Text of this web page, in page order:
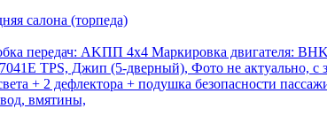
салона (торпеда)
передач: АKПП 4х4 Маркировка двигателя:
TPS, Джип (5-дверный), Фото не актуально, с
+ 2 дефлектора + подушка безопасности
вмятины,